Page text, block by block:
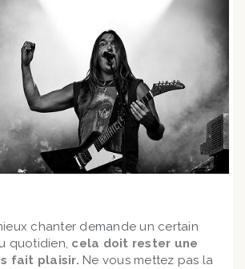
chanter demande un certain
quotidien, cela doit rester une
fait plaisir. Ne vous mettez pas la